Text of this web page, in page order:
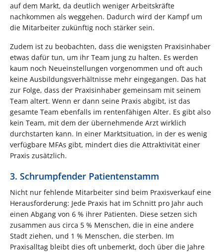
auf dem Markt, da deutlich weniger Arbeitskräfte
nachkommen als weggehen. Dadurch wird der Kampf um
die Mitarbeiter zukünftig noch stärker sein.
Zudem ist zu beobachten, dass die wenigsten Praxisinhaber
etwas dafür tun, um ihr Team jung zu halten. Es werden
kaum noch Neueinstellungen vorgenommen und oft auch
keine Ausbildungsverhältnisse mehr eingegangen. Das hat
zur Folge, dass der Praxisinhaber gemeinsam mit seinem
Team altert. Wenn er dann seine Praxis abgibt, ist das
gesamte Team ebenfalls im rentenfähigen Alter. Es gibt also
kein Team, mit dem der übernehmende Arzt wirklich
durchstarten kann. In einer Marktsituation, in der es wenig
verfügbare MFAs gibt, mindert dies die Attraktivität einer
Praxis zusätzlich.
3. Schrumpfender Patientenstamm
Nicht nur fehlende Mitarbeiter sind beim Praxisverkauf eine
Herausforderung: Jede Praxis hat im Schnitt pro Jahr auch
einen Abgang von 6 % ihrer Patienten. Diese setzen sich
zusammen aus circa 5 % Menschen, die in eine andere
Stadt ziehen, und 1 % Menschen, die sterben. Im
Praxisalltag bleibt dies oft unbemerkt, doch über die Jahre